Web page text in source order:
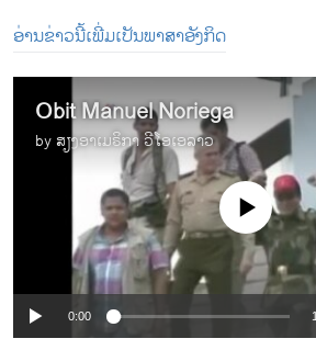
ອ່ານຂ່າວນີ້ເພີ່ມເປັນພາສາອັງກິດ
Obit Manuel Noriega
by ສຽງອາເມຣິກາ ວີໂອເອລາວ
No media source
0:00